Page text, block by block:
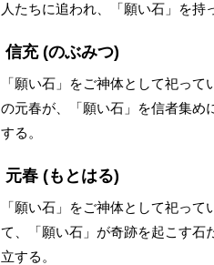
人たちに追われ、「願い石」を持
信充(のぶみつ)
「願い石」をご神体として祀っ
の元春が、「願い石」を信者集め
する。
元春(もとはる)
「願い石」をご神体として祀っ
て、「願い石」が奇跡を起こす石
立する。